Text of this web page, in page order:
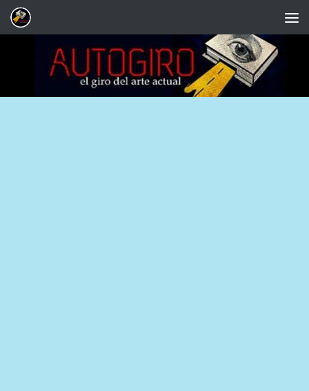
Saltar al contenido